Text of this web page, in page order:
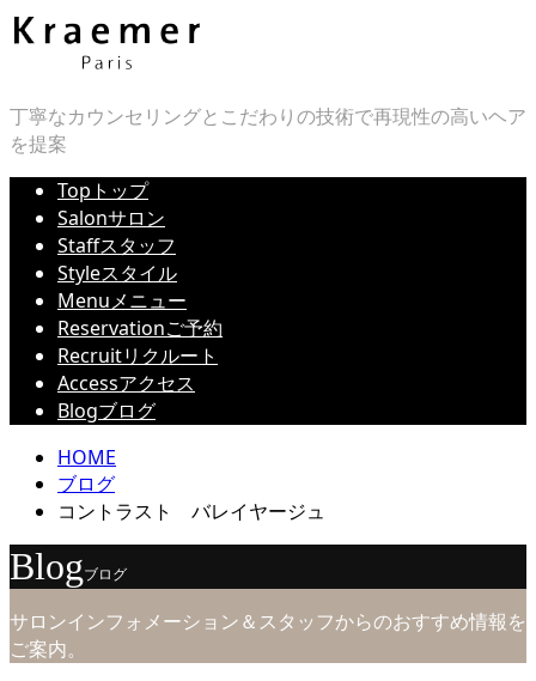
丁寧なカウンセリングとこだわりの技術で再現性の高いヘア
を提案
Top トップ
Salonサロン
Staffスタッフ
Styleスタイル
Menuメニュー
Reservationご予約
Recruitリクルート
Accessアクセス
Blogブログ
HOME
ブログ
コントラスト バレイヤージュ
Blogブログ
サロンインフォメーション＆スタッフからのおすすめ情報を
ご案内。